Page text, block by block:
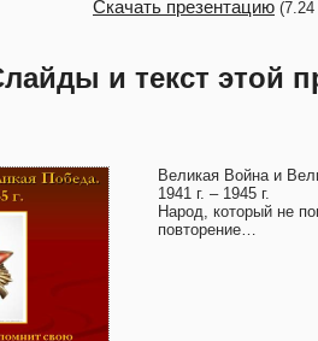
Скачать презентацию
и текст этой
Великая Война и
1941 г. – 1945 г.
Народ, который не
повторение…